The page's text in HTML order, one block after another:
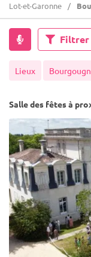
Lot-et-Garonne
Filtrer
Lieux
Salle des fêtes à